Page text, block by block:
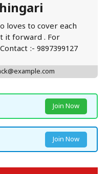
loves to cover each
it forward . For
:- 9897399127
Join Now
Join Now